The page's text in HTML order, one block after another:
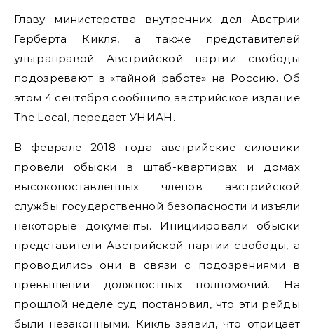
Главу министерства внутренних дел Австрии
Герберта Кикля, а также представителей
ультраправой Австрийской партии свободы
подозревают в «тайной работе» на Россию. Об
этом 4 сентября сообщило австрийское издание
The Local, передает УНИАН.
В феврале 2018 года австрийские силовики
провели обыски в штаб-квартирах и домах
высокопоставленных членов австрийской
службы государственной безопасности и изъяли
некоторые документы. Инициировали обыски
представители Австрийской партии свободы, а
проводились они в связи с подозрениями в
превышении должностных полномочий. На
прошлой неделе суд постановил, что эти рейды
были незаконными. Кикль заявил, что отрицает